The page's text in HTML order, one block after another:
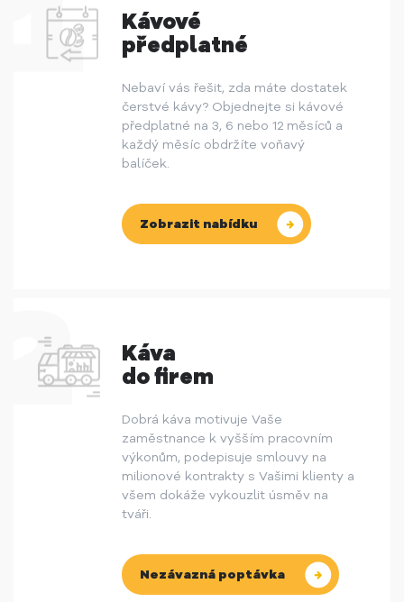
Kávové
předplatné
Nebaví vás řešit, zda máte dostatek
čerstvé kávy? Objednejte si kávové
předplatné na 3, 6 nebo 12 měsíců a
každý měsíc obdržíte voňavý
balíček.
Zobrazit nabídku
Káva
do firem
Dobrá káva motivuje Vaše
zaměstnance k vyšším pracovním
výkonům, podepisuje smlouvy na
milionové kontrakty s Vašimi klienty a
všem dokáže vykouzlit úsměv na
tváři.
Nezávazná poptávka